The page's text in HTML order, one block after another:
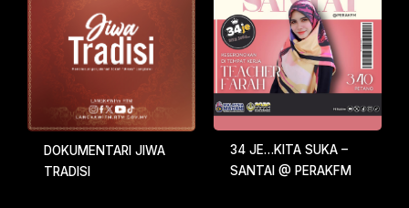
DOKUMENTARI JIWA
TRADISI
34 JE…KITA SUKA –
SANTAI @ PERAKFM